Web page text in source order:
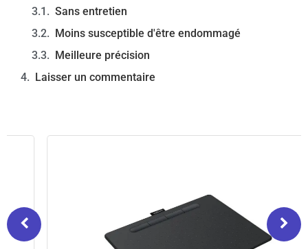
Sans entretien
Moins susceptible d'être endommagé
Meilleure précision
Laisser un commentaire